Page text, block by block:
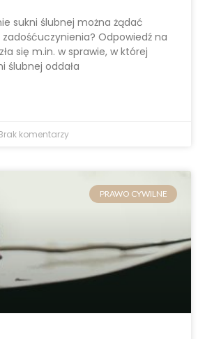
sukni ślubnej można żądać
Odpowiedź na
się m.in. w sprawie, w której
ślubnej oddała
komentarzy
PRAWO CYWILNE